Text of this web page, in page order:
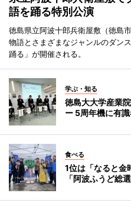
語を踊る特別公演
徳島県立阿波十郎兵衛屋敷（徳島
物語とさまざまなジャンルのダン
踊る」が開催される。
学ぶ・知る
徳島大大学産業
ー 5周年機に有識
食べる
1位は「なると金
「阿波ふうど総